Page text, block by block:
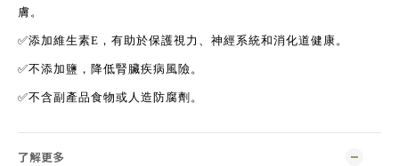
膚。
✅添加維生素E，有助於保護視力、神經系統和消化道健康。
✅不添加鹽，降低腎臟疾病風險。
✅不含副產品食物或人造防腐劑。
了解更多